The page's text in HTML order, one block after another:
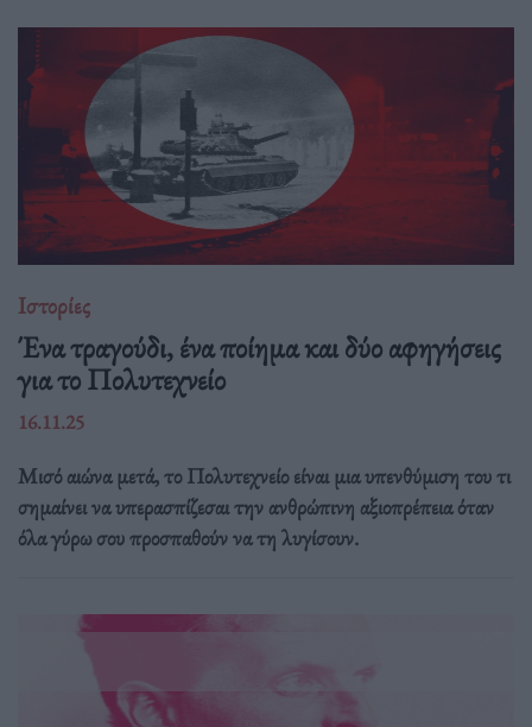
Ιστορίες
Ένα τραγούδι, ένα ποίημα και δύο αφηγήσεις
για το Πολυτεχνείο
16.11.25
Μισό αιώνα μετά, το Πολυτεχνείο είναι μια υπενθύμιση του τι
σημαίνει να υπερασπίζεσαι την ανθρώπινη αξιοπρέπεια όταν
όλα γύρω σου προσπαθούν να τη λυγίσουν.